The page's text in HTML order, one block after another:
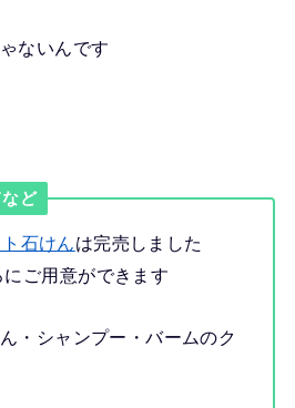
ないんです
ど
石けんは完売しました
ご用意ができます
・シャンプー・バームのク